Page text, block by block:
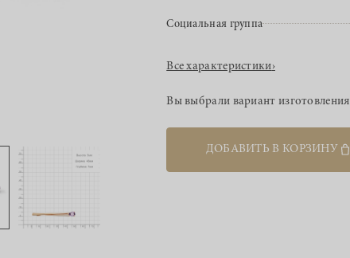
Социальная группа
Все характеристики›
Вы выбрали вариант изготовления
ДОБАВИТЬ В КОРЗИНУ